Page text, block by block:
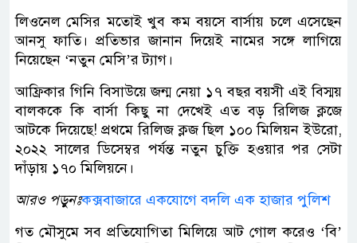
লিওনেল মেসির মতোই খুব কম বয়সে বার্সায় চলে এসেছেন
আনসু ফাতি। প্রতিভার জানান দিয়েই নামের সঙ্গে লাগিয়ে
নিয়েছেন ‘নতুন মেসি’র ট্যাগ।
আফ্রিকার গিনি বিসাউয়ে জন্ম নেয়া ১৭ বছর বয়সী এই বিস্ময়
বালককে কি বার্সা কিছু না দেখেই এত বড় রিলিজ ক্লজে
আটকে দিয়েছে! প্রথমে রিলিজ ক্লজ ছিল ১০০ মিলিয়ন ইউরো,
২০২২ সালের ডিসেম্বর পর্যন্ত নতুন চুক্তি হওয়ার পর সেটা
দাঁড়ায় ১৭০ মিলিয়নে।
আরও পড়ুনঃকক্সবাজারে একযোগে বদলি এক হাজার পুলিশ
গত মৌসুমে সব প্রতিযোগিতা মিলিয়ে আট গোল করেও ‘বি’